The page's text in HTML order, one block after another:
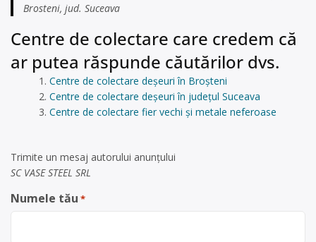
Brosteni, jud. Suceava
Centre de colectare care credem că
ar putea răspunde căutărilor dvs.
Centre de colectare deșeuri în Broșteni
Centre de colectare deșeuri în județul Suceava
Centre de colectare fier vechi și metale neferoase
Trimite un mesaj autorului anunţului
SC VASE STEEL SRL
Numele tău *